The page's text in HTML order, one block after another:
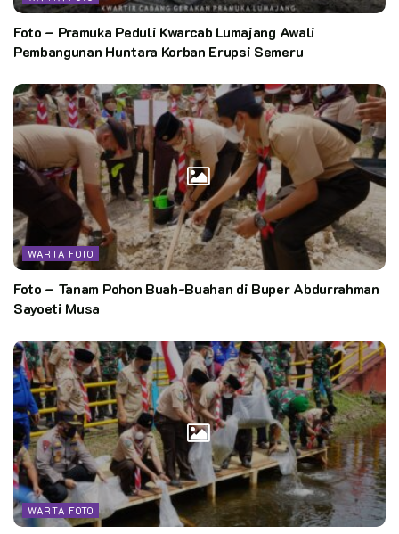
Foto – Pramuka Peduli Kwarcab Lumajang Awali
Pembangunan Huntara Korban Erupsi Semeru
WARTA FOTO
Foto – Tanam Pohon Buah-Buahan di Buper Abdurrahman
Sayoeti Musa
WARTA FOTO